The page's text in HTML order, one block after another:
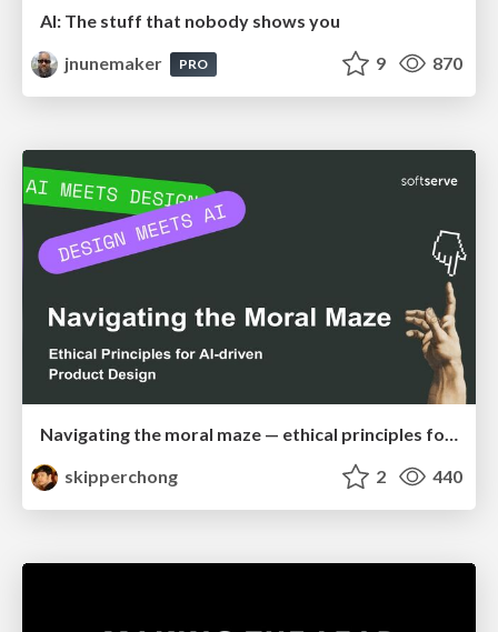
AI: The stuff that nobody shows you
jnunemaker
PRO 9 870
Navigating the moral maze — ethical principles for Al-driven product design
skipperchong
2 440